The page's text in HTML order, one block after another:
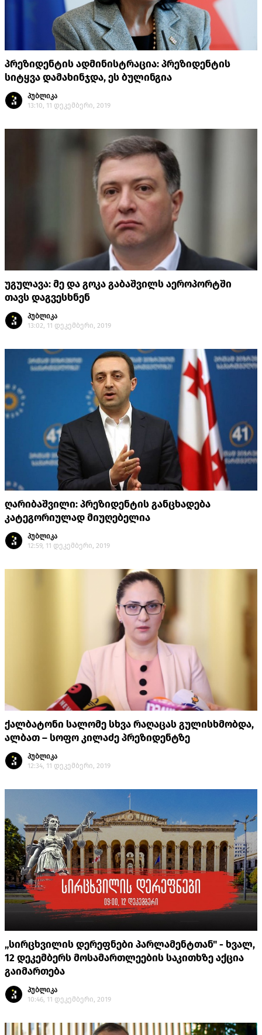
პრეზიდენტის ადმინისტრაცია: პრეზიდენტის
სიტყვა დამახინჯდა, ეს ბულინგია
პუბლიკა
13:10, 11 დეკემბერი, 2019
უგულავა: მე და გოკა გაბაშვილს აეროპორტში
თავს დაგვესხნენ
პუბლიკა
13:02, 11 დეკემბერი, 2019
ღარიბაშვილი: პრეზიდენტის განცხადება
კატეგორიულად მიუღებელია
პუბლიკა
12:59, 11 დეკემბერი, 2019
ქალბატონი სალომე სხვა რაღაცას გულისხმობდა,
ალბათ – სოფო კილაძე პრეზიდენტზე
პუბლიკა
12:34, 11 დეკემბერი, 2019
„სირცხვილის დერეფნები პარლამენტთან" - ხვალ,
12 დეკემბერს მოსამართლეების საკითხზე აქცია
გაიმართება
პუბლიკა
10:46, 11 დეკემბერი, 2019